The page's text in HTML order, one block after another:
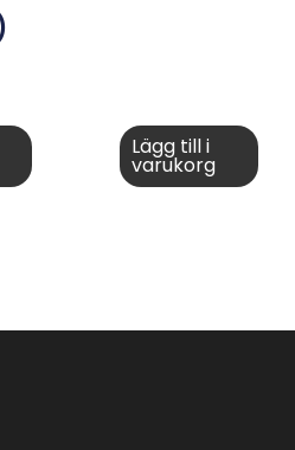
Lägg till i
varukorg